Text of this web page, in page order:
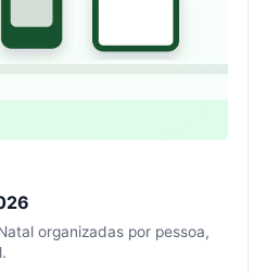
organizadas por pessoa,